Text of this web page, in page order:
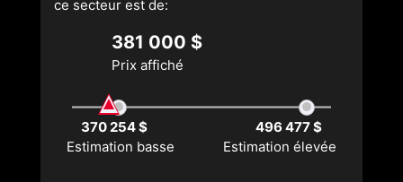
ce secteur est de:
381 000 $
Prix affiché
370 254 $
496 477 $
Estimation basse
Estimation élevée